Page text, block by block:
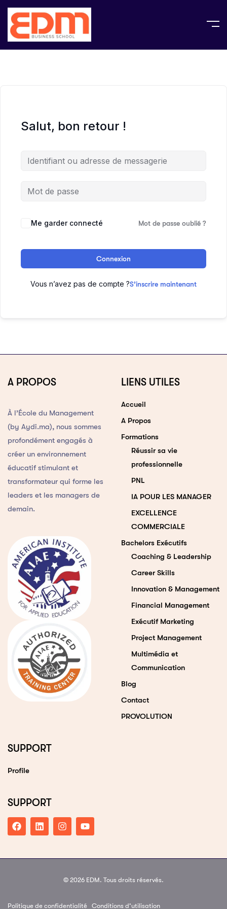
Salut, bon retour !
Me garder connecté Mot de passe oublié ?
Connexion
Vous n’avez pas de compte ?S’inscrire maintenant
A PROPOS
À l’École du Management
(by Aydi.ma), nous sommes
profondément engagés à
créer un environnement
éducatif stimulant et
transformateur qui forme les
leaders et les managers de
demain.
LIENS UTILES
Accueil
A Propos
Formations
Réussir sa vie
professionnelle
PNL
IA POUR LES MANAGER
EXCELLENCE
COMMERCIALE
Bachelors Exécutifs
Coaching & Leadership
Career Skills
Innovation & Management
Financial Management
Exécutif Marketing
Project Management
Multimédia et
Communication
Blog
Contact
PROVOLUTION
SUPPORT
Profile
SUPPORT
© 2026 EDM. Tous droits réservés.
Politique de confidentialité Conditions d’utilisation